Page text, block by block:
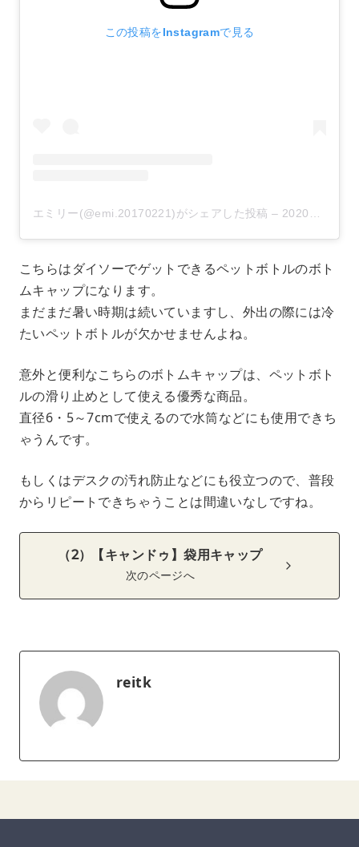
この投稿をInstagramで見る
エミリー(@emi.20170221)がシェアした投稿 – 2020年 9月月4日午後7時01分PDT
こちらはダイソーでゲットできるペットボトルのボト
ムキャップになります。
まだまだ暑い時期は続いていますし、外出の際には冷
たいペットボトルが欠かせませんよね。
意外と便利なこちらのボトムキャップは、ペットボト
ルの滑り止めとして使える優秀な商品。
直径6・5～7cmで使えるので水筒などにも使用できち
ゃうんです。
もしくはデスクの汚れ防止などにも役立つので、普段
からリピートできちゃうことは間違いなしですね。
（2）【キャンドゥ】袋用キャップ
次のページへ
reitk